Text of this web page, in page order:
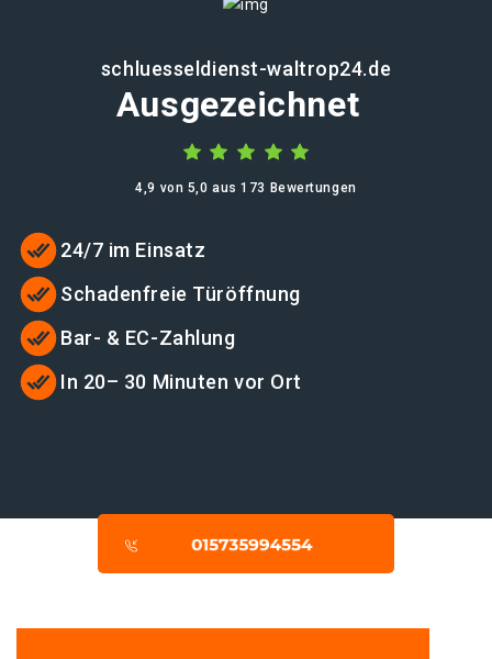
schluesseldienst-waltrop24.de
Ausgezeichnet
4,9 von 5,0 aus 173 Bewertungen
24/7 im Einsatz
Schadenfreie Türöffnung
Bar- & EC-Zahlung
In 20– 30 Minuten vor Ort